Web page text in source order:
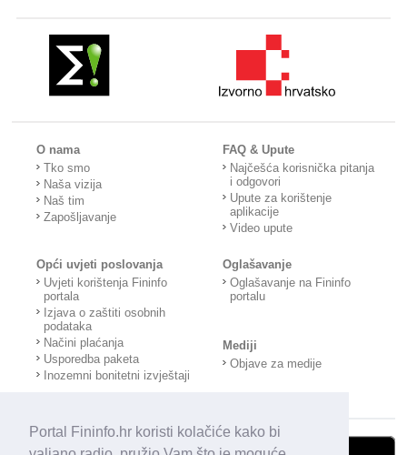
Portal Fininfo.hr koristi kolačiće kako bi
O nama
Tko smo
Naša vizija
Naš tim
Zapošljavanje
FAQ & Upute
Najčešća korisnička pitanja
i odgovori
Upute za korištenje
aplikacije
Video upute
Opći uvjeti poslovanja
Uvjeti korištenja Fininfo
portala
Izjava o zaštiti osobnih
podataka
Načini plaćanja
Usporedba paketa
Inozemni bonitetni izvještaji
Oglašavanje
Oglašavanje na Fininfo
portalu
Mediji
Objave za medije